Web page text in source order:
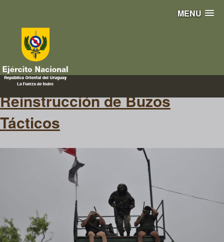
MENU
subacuática
Reinstrucción de Buzos
Tácticos